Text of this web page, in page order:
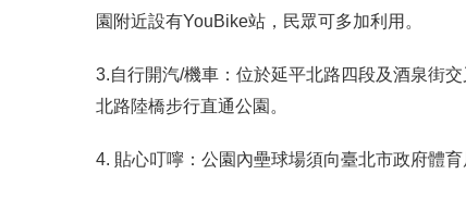
園附近設有YouBike站，民眾可多加利用。
3.自行開汽/機車：位於延平北路四段及酒泉街
北路陸橋步行直通公園。
4. 貼心叮嚀：公園內壘球場須向臺北市政府體